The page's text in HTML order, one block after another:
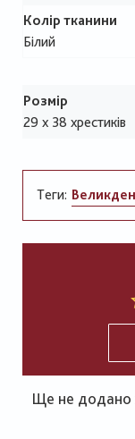
Колір тканини
Білий
Розмір
29 х 38 хрестиків
Теги:
Ще не додано